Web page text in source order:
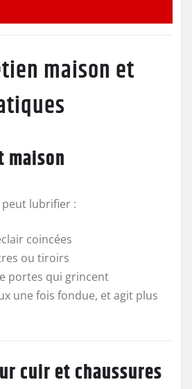
maison et
peut lubrifier :
coincées
ou tiroirs
portes qui grincent
une fois fondue, et agit plus
cuir et chaussures